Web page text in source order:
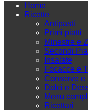
Home
Ricette
Antipasti
Primi piatti
Minestre e
Secondi
Insalate
Focacce e
Conserve e
Dolci e
Menu
Ricettari